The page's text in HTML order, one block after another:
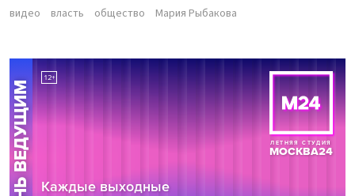
видео власть общество Мария Рыбакова